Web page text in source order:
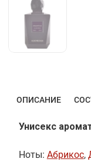
ОПИСАНИЕ
Унисекс
Ноты: Абрикос,